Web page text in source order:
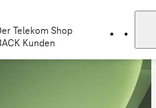
Telekom Shop
Kunden